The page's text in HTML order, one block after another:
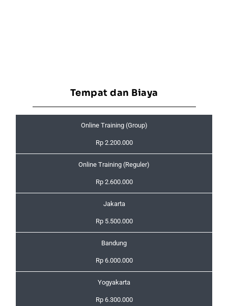
Tempat dan Biaya
Online Training (Group)
Rp 2.200.000
Online Training (Reguler)
Rp 2.600.000
Jakarta
Rp 5.500.000
Bandung
Rp 6.000.000
Yogyakarta
Rp 6.300.000